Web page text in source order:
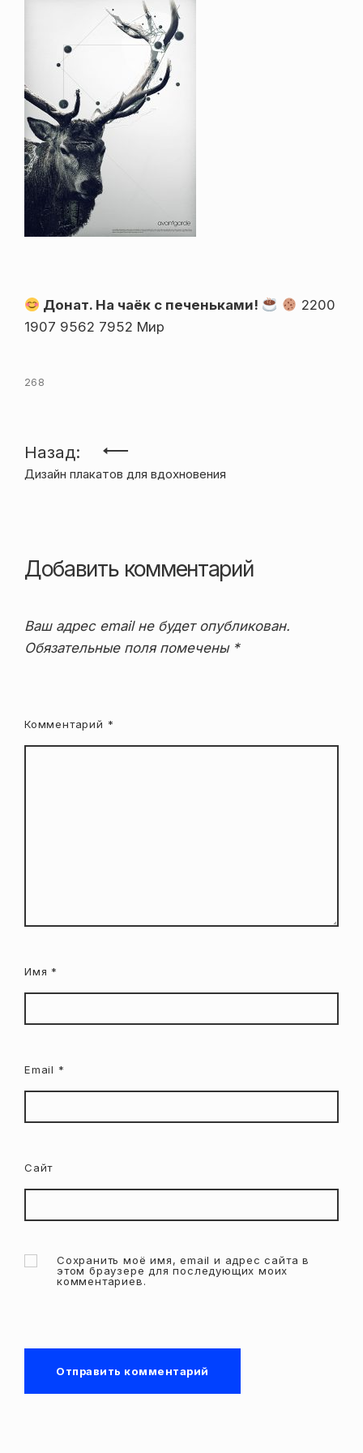
Донат. На чаёк с печеньками!
2200
1907 9562 7952 Мир
268
Навигация
по
Назад:
Дизайн плакатов для вдохновения
Добавить комментарий
Ваш адрес email не будет опубликован.
Обязательные поля помечены *
Комментарий *
Имя *
Email *
Сайт
Сохранить моё имя, email и адрес сайта в
этом браузере для последующих моих
комментариев.